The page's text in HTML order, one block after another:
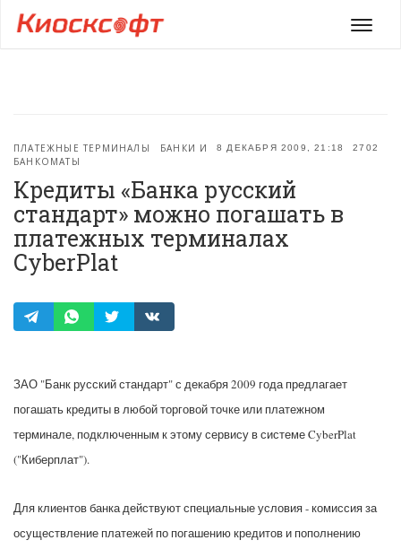
Меню
8 ДЕКАБРЯ 2009, 21:18 2702
ПЛАТЕЖНЫЕ ТЕРМИНАЛЫ
БАНКИ И
БАНКОМАТЫ
Кредиты «Банка русский
стандарт» можно погашать в
платежных терминалах
CyberPlat
ЗАО "Банк русский стандарт" с декабря 2009 года предлагает
погашать кредиты в любой торговой точке или платежном
терминале, подключенным к этому сервису в системе CyberPlat
("Киберплат").
Для клиентов банка действуют специальные условия - комиссия за
осуществление платежей по погашению кредитов и пополнению